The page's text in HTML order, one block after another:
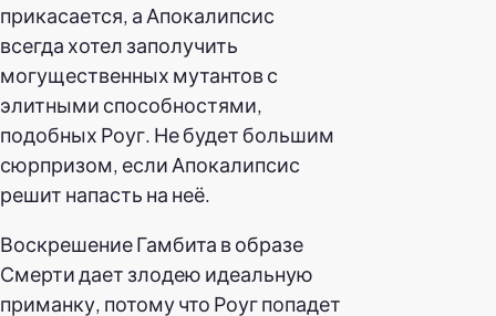
прикасается, а Апокалипсис
всегда хотел заполучить
могущественных мутантов с
элитными способностями,
подобных Роуг. Не будет большим
сюрпризом, если Апокалипсис
решит напасть на неё.
Воскрешение Гамбита в образе
Смерти дает злодею идеальную
приманку, потому что Роуг попадет